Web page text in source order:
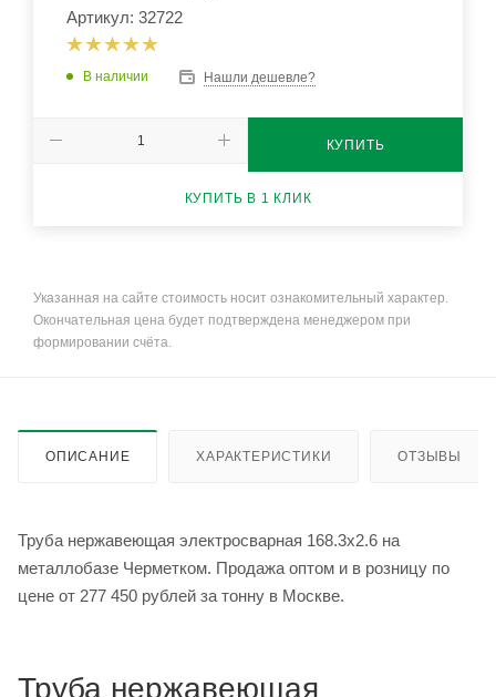
Артикул: 32722
В наличии Нашли дешевле?
КУПИТЬ
КУПИТЬ В 1 КЛИК
Указанная на сайте стоимость носит ознакомительный характер.
Окончательная цена будет подтверждена менеджером при
формировании счёта.
ОПИСАНИЕ ХАРАКТЕРИСТИКИ ОТЗЫВЫ
Труба нержавеющая электросварная 168.3х2.6 на
металлобазе Черметком. Продажа оптом и в розницу по
цене от 277 450 рублей за тонну в Москве.
Труба нержавеющая